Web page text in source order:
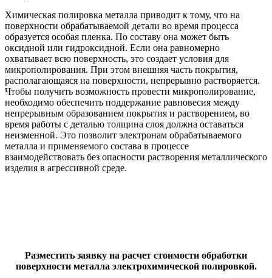
Химическая полировка металла приводит к тому, что на
поверхности обрабатываемой детали во время процесса
образуется особая пленка. По составу она может быть
оксидной или гидроксидной. Если она равномерно
охватывает всю поверхность, это создает условия для
микрополирования. При этом внешняя часть покрытия,
располагающаяся на поверхности, непрерывно растворяется.
Чтобы получить возможность провести микрополирование,
необходимо обеспечить поддержание равновесия между
непрерывным образованием покрытия и растворением, во
время работы с деталью толщина слоя должна оставаться
неизменной. Это позволит электронам обрабатываемого
металла и применяемого состава в процессе
взаимодействовать без опасности растворения металлического
изделия в агрессивной среде.
Разместить заявку на расчет стоимости обработки
поверхности металла электрохимической полировкой.